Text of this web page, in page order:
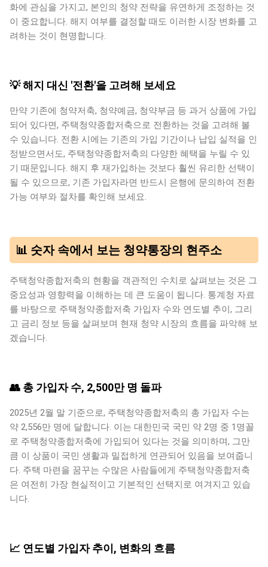
화에 관심을 가지고, 본인의 청약 전략을 유연하게 조정하는 것
이 중요합니다. 해지 여부를 결정할 때도 이러한 시장 변화를 고
려하는 것이 현명합니다.
💡 해지 대신 '전환'을 고려해 보세요
만약 기존에 청약저축, 청약예금, 청약부금 등 과거 상품에 가입
되어 있다면, 주택청약종합저축으로 전환하는 것을 고려해 볼
수 있습니다. 전환 시에는 기존의 가입 기간이나 납입 실적을 인
정받으면서도, 주택청약종합저축의 다양한 혜택을 누릴 수 있
기 때문입니다. 해지 후 재가입하는 것보다 훨씬 유리한 선택이
될 수 있으므로, 기존 가입자라면 반드시 은행에 문의하여 전환
가능 여부와 절차를 확인해 보세요.
📊 숫자 속에서 보는 청약통장의 현주소
주택청약종합저축의 현황을 객관적인 수치로 살펴보는 것은 그
중요성과 영향력을 이해하는 데 큰 도움이 됩니다. 통계청 자료
를 바탕으로 주택청약종합저축 가입자 수와 연도별 추이, 그리
고 금리 정보 등을 살펴보며 현재 청약 시장의 흐름을 파악해 보
겠습니다.
👥 총 가입자 수, 2,500만 명 돌파
2025년 2월 말 기준으로, 주택청약종합저축의 총 가입자 수는
약 2,556만 명에 달합니다. 이는 대한민국 국민 약 2명 중 1명꼴
로 주택청약종합저축에 가입되어 있다는 것을 의미하며, 그만
큼 이 상품이 국민 생활과 밀접하게 연관되어 있음을 보여줍니
다. 주택 마련을 꿈꾸는 수많은 사람들에게 주택청약종합저축
은 여전히 가장 현실적이고 기본적인 선택지로 여겨지고 있습
니다.
📈 연도별 가입자 추이, 변화의 흐름